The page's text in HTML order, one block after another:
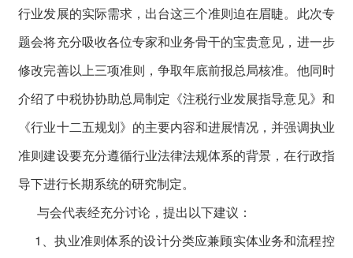
行业发展的实际需求，出台这三个准则迫在眉睫。此次专
题会将充分吸收各位专家和业务骨干的宝贵意见，进一步
修改完善以上三项准则，争取年底前报总局核准。他同时
介绍了中税协协助总局制定《注税行业发展指导意见》和
《行业十二五规划》的主要内容和进展情况，并强调执业
准则建设要充分遵循行业法律法规体系的背景，在行政指
导下进行长期系统的研究制定。
与会代表经充分讨论，提出以下建议：
1、执业准则体系的设计分类应兼顾实体业务和流程控